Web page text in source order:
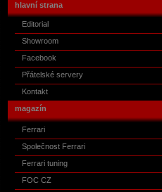
hlavní strana
Editorial
Showroom
Facebook
Přátelské servery
Kontakt
magazín
Ferrari
Společnost Ferrari
Ferrari tuning
FOC CZ